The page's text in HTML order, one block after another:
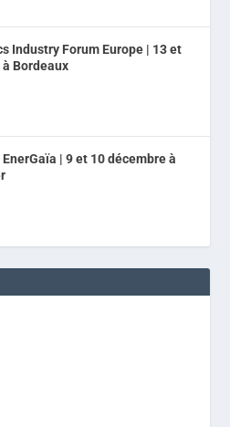
Industry Forum Europe | 13 et
Bordeaux
| 9 et 10 décembre à